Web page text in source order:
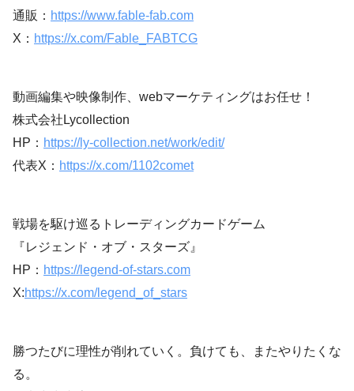
通販： https://www.fable-fab.com
X： https://x.com/Fable_FABTCG
動画編集や映像制作、webマーケティングはお任せ！
株式会社Lycollection
HP： https://ly-collection.net/work/edit/
代表X： https://x.com/1102comet
戦場を駆け巡るトレーディングカードゲーム
『レジェンド・オブ・スターズ』
HP： https://legend-of-stars.com
X:https://x.com/legend_of_stars
勝つたびに理性が削れていく。負けても、またやりたくな
る。